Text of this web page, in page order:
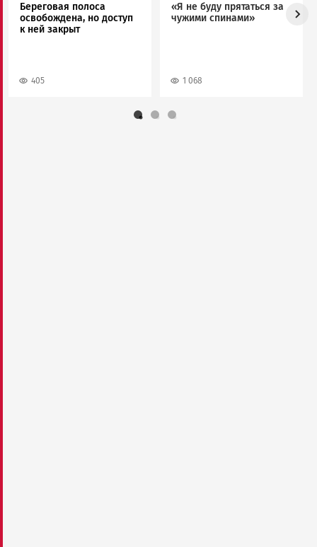
Береговая полоса
освобождена, но доступ
к ней закрыт
405
«Я не буду прятаться за
чужими спинами»
1 068